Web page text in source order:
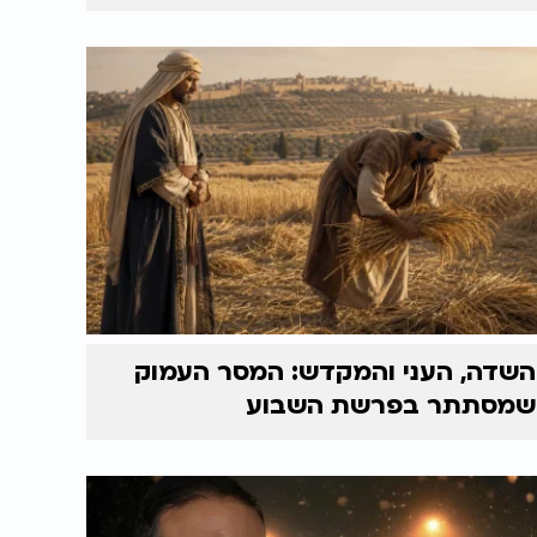
השדה, העני והמקדש: המסר העמוק
שמסתתר בפרשת השבוע